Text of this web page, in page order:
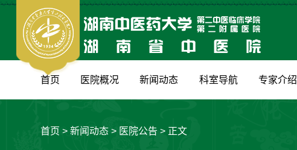
首页 医院概况 新闻动态 科室导航 专家介绍
首页 >新闻动态 > 医院公告 > 正文